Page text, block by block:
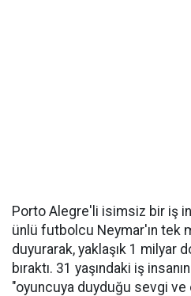
Porto Alegre'li isimsiz bir iş
ünlü futbolcu Neymar'ın tek
duyurarak, yaklaşık 1 milyar
bıraktı. 31 yaşındaki iş
"oyuncuya duyduğu sevgi ve